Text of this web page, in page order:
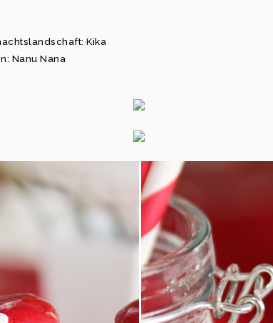
Kika
Nanu Nana